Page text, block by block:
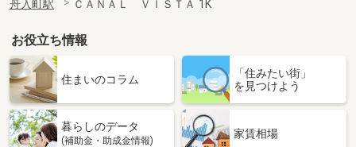
舟入町駅
ＣＡＮＡＬ ＶＩＳＴＡ 1K
お役立ち情報
住まいのコラム
「住みたい街」
を見つけよう
暮らしのデータ
(補助金・助成金情報)
家賃相場